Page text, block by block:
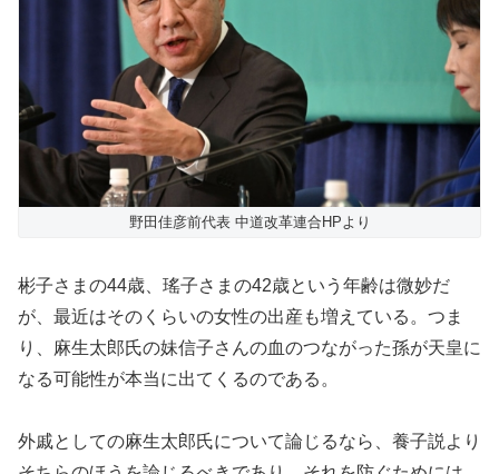
野田佳彦前代表 中道改革連合HPより
彬子さまの44歳、瑤子さまの42歳という年齢は微妙だ
が、最近はそのくらいの女性の出産も増えている。つま
り、麻生太郎氏の妹信子さんの血のつながった孫が天皇に
なる可能性が本当に出てくるのである。
外戚としての麻生太郎氏について論じるなら、養子説より